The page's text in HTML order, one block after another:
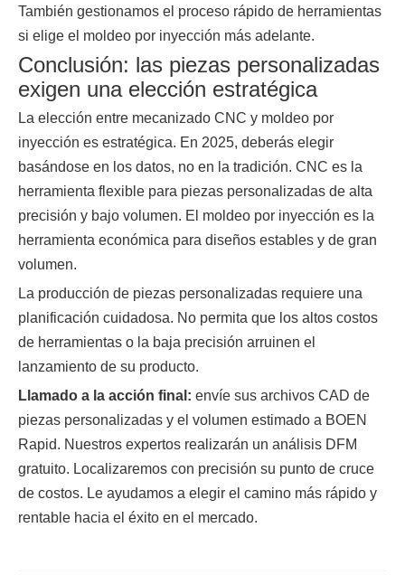
También gestionamos el proceso rápido de herramientas
si elige el moldeo por inyección más adelante.
Conclusión: las piezas personalizadas
exigen una elección estratégica
La elección entre mecanizado CNC y moldeo por
inyección es estratégica. En 2025, deberás elegir
basándose en los datos, no en la tradición. CNC es la
herramienta flexible para piezas personalizadas de alta
precisión y bajo volumen. El moldeo por inyección es la
herramienta económica para diseños estables y de gran
volumen.
La producción de piezas personalizadas requiere una
planificación cuidadosa. No permita que los altos costos
de herramientas o la baja precisión arruinen el
lanzamiento de su producto.
Llamado a la acción final: envíe sus archivos CAD de
piezas personalizadas y el volumen estimado a BOEN
Rapid. Nuestros expertos realizarán un análisis DFM
gratuito. Localizaremos con precisión su punto de cruce
de costos. Le ayudamos a elegir el camino más rápido y
rentable hacia el éxito en el mercado.